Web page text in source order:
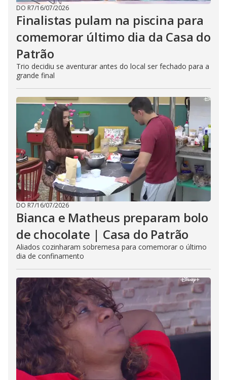
DO R7/16/07/2026
Finalistas pulam na piscina para
comemorar último dia da Casa do
Patrão
Trio decidiu se aventurar antes do local ser fechado para a
grande final
DO R7/16/07/2026
Bianca e Matheus preparam bolo
de chocolate | Casa do Patrão
Aliados cozinharam sobremesa para comemorar o último
dia de confinamento